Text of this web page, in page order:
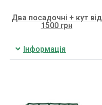
Два посадочні + кут від
1500 грн
Інформація